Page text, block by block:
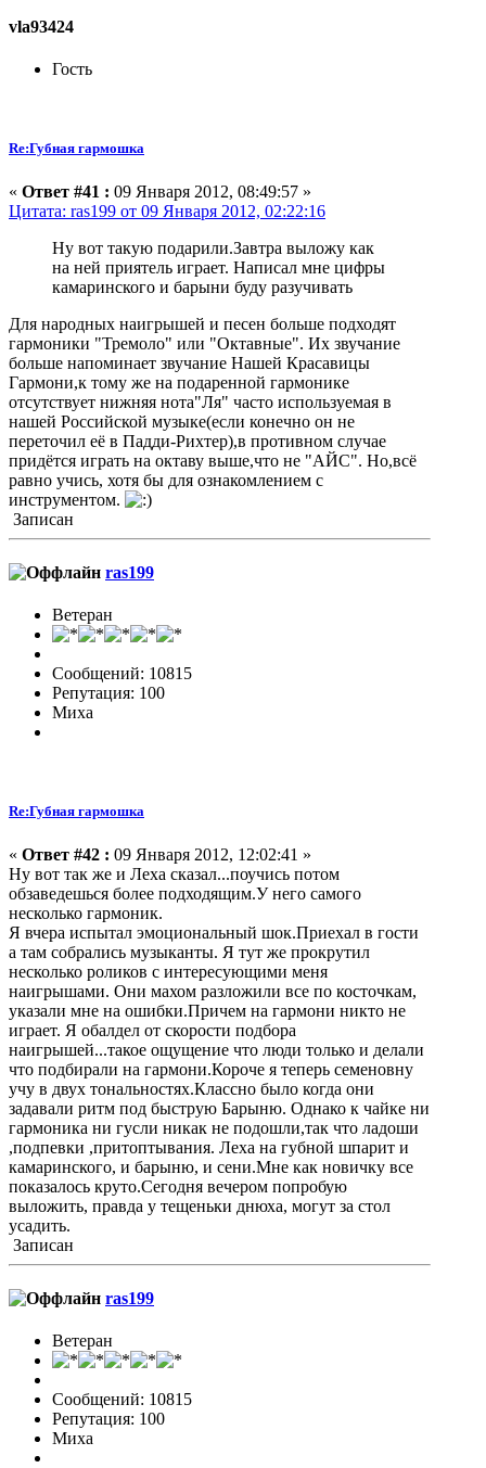
vla93424
Гость
Re:Губная гармошка
« Ответ #41 : 09 Января 2012, 08:49:57 »
Цитата: ras199 от 09 Января 2012, 02:22:16
Ну вот такую подарили.Завтра выложу как
на ней приятель играет. Написал мне цифры
камаринского и барыни буду разучивать
Для народных наигрышей и песен больше подходят
гармоники "Тремоло" или "Октавные". Их звучание
больше напоминает звучание Нашей Красавицы
Гармони,к тому же на подаренной гармонике
отсутствует нижняя нота"Ля" часто используемая в
нашей Российской музыке(если конечно он не
переточил её в Падди-Рихтер),в противном случае
придётся играть на октаву выше,что не "АЙС". Но,всё
равно учись, хотя бы для ознакомлением с
инструментом.
Записан
ras199
Ветеран
Сообщений: 10815
Репутация: 100
Миха
Re:Губная гармошка
« Ответ #42 : 09 Января 2012, 12:02:41 »
Ну вот так же и Леха сказал...поучись потом
обзаведешься более подходящим.У него самого
несколько гармоник.
Я вчера испытал эмоциональный шок.Приехал в гости
а там собрались музыканты. Я тут же прокрутил
несколько роликов с интересующими меня
наигрышами. Они махом разложили все по косточкам,
указали мне на ошибки.Причем на гармони никто не
играет. Я обалдел от скорости подбора
наигрышей...такое ощущение что люди только и делали
что подбирали на гармони.Короче я теперь семеновну
учу в двух тональностях.Классно было когда они
задавали ритм под быструю Барыню. Однако к чайке ни
гармоника ни гусли никак не подошли,так что ладоши
,подпевки ,притоптывания. Леха на губной шпарит и
камаринского, и барыню, и сени.Мне как новичку все
показалось круто.Сегодня вечером попробую
выложить, правда у тещеньки днюха, могут за стол
усадить.
Записан
ras199
Ветеран
Сообщений: 10815
Репутация: 100
Миха